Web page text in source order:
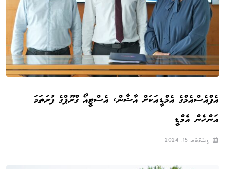
އެފްއެސްއެމްގެ އެމްޑީއަކަށް އާޝާން، އެސްޓީއޯ ގްރޫޕްގެ ފުރަތަމަ
އަންހެން އެމްޑީ
ޑިސެމްބަރ 15, 2024